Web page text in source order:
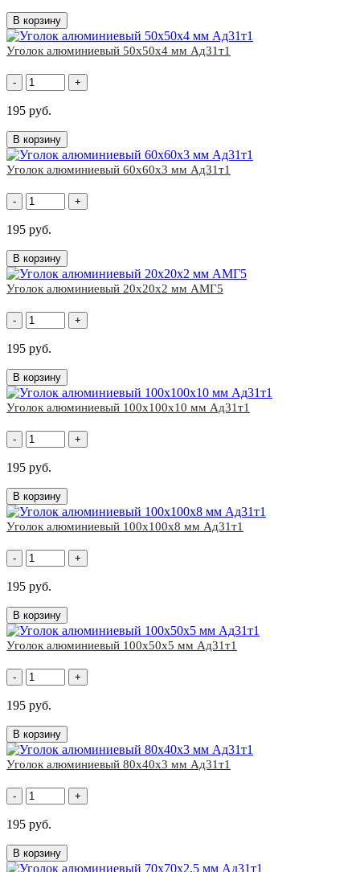
В корзину
Уголок алюминиевый 50x50х4 мм Ад31т1
- +
195 руб.
В корзину
Уголок алюминиевый 60x60х3 мм Ад31т1
- +
195 руб.
В корзину
Уголок алюминиевый 20x20х2 мм АМГ5
- +
195 руб.
В корзину
Уголок алюминиевый 100x100х10 мм Ад31т1
- +
195 руб.
В корзину
Уголок алюминиевый 100x100х8 мм Ад31т1
- +
195 руб.
В корзину
Уголок алюминиевый 100x50х5 мм Ад31т1
- +
195 руб.
В корзину
Уголок алюминиевый 80x40х3 мм Ад31т1
- +
195 руб.
В корзину